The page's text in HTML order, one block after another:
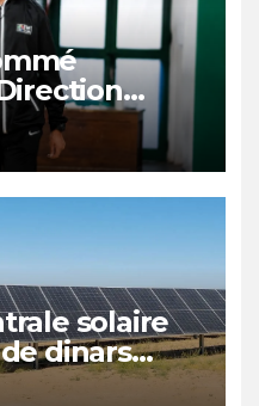
solaire
dinars
transition